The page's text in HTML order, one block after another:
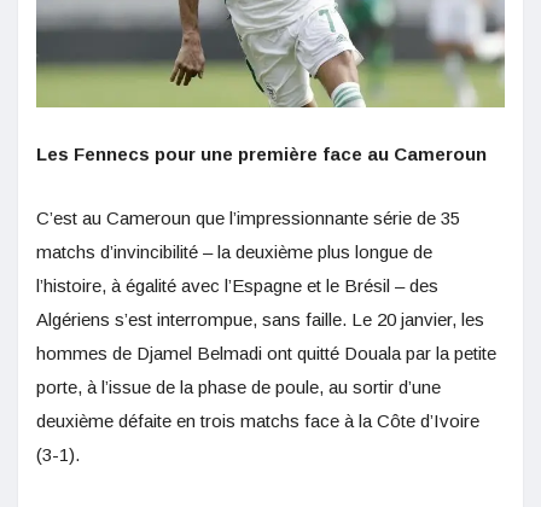
Les Fennecs pour une première face au Cameroun
C’est au Cameroun que l’impressionnante série de 35
matchs d’invincibilité – la deuxième plus longue de
l’histoire, à égalité avec l’Espagne et le Brésil – des
Algériens s’est interrompue, sans faille. Le 20 janvier, les
hommes de Djamel Belmadi ont quitté Douala par la petite
porte, à l’issue de la phase de poule, au sortir d’une
deuxième défaite en trois matchs face à la Côte d’Ivoire
(3-1).